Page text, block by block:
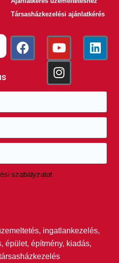
Társasházkezelési ajánlatkérés
szabályzatot
ingatlankezelés,
épület, építmény, kiadás,